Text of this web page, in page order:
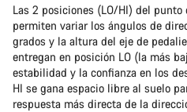
Las 2 posiciones (LO/HI) del
permiten variar los ángulos de
grados y la altura del eje de
entregan en posición LO (la más
estabilidad y la confianza en los
HI se gana espacio libre al suelo
respuesta más directa de la